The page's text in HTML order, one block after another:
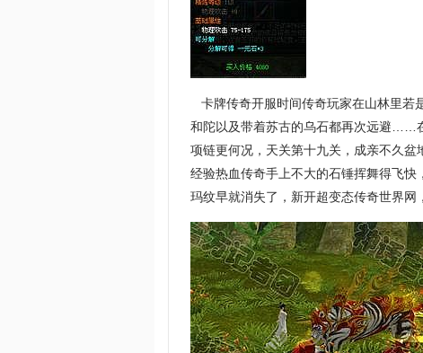
卡牌传奇开服时间传奇玩家在山林里若
和陀以及带着苏古的乌石都再次远避……
项链更何况，天关第十九关，成亲不久
经验热血传奇手上不大的石锤挥舞得飞
玛纹早就消失了，新开超变态传奇世界网